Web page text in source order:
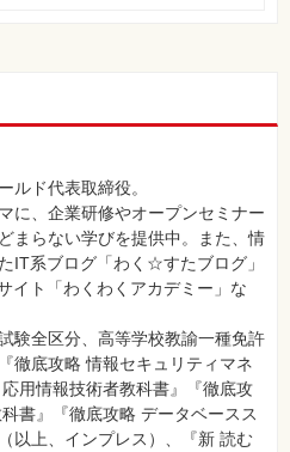
ルド代表取締役。
に、企業研修やオープンセミナー
まらない学びを提供中。また、情
IT系ブログ「わく☆すたブログ」
イト「わくわくアカデミー」な
験全区分、高等学校教諭一種免許
徹底攻略 情報セキュリティマネ
用情報技術者教科書』『徹底攻
書』『徹底攻略 データベースス
以上、インプレス）、『新 読む